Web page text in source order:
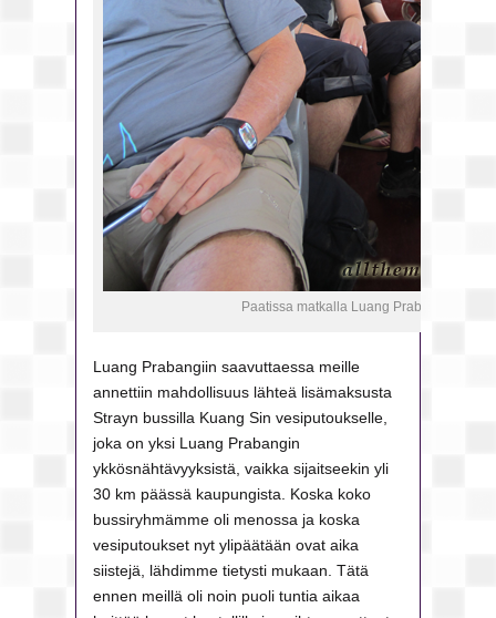
Paatissa matkalla Luang Prabangiin.
Luang Prabangiin saavuttaessa meille
annettiin mahdollisuus lähteä lisämaksusta
Strayn bussilla Kuang Sin vesiputoukselle,
joka on yksi Luang Prabangin
ykkösnähtävyyksistä, vaikka sijaitseekin yli
30 km päässä kaupungista. Koska koko
bussiryhmämme oli menossa ja koska
vesiputoukset nyt ylipäätään ovat aika
siistejä, lähdimme tietysti mukaan. Tätä
ennen meillä oli noin puoli tuntia aikaa